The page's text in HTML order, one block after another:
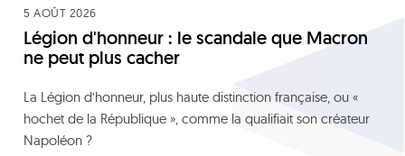
5 AOÛT 2026
Légion d'honneur : le scandale que Macron
ne peut plus cacher
La Légion d’honneur, plus haute distinction française, ou «
hochet de la République », comme la qualifiait son créateur
Napoléon ?